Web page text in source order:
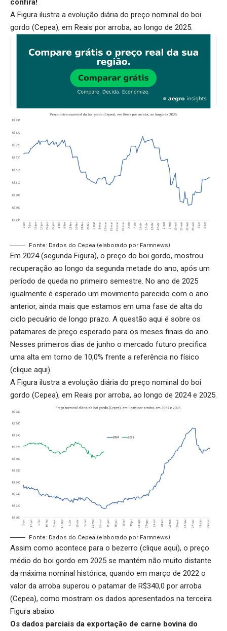
confira!
A Figura ilustra a evolução diária do preço nominal do boi
gordo (Cepea), em Reais por arroba, ao longo de 2025.
Fonte: Dados do Cepea (elaborado por Farmnews)
Em 2024 (segunda Figura), o preço do boi gordo, mostrou
recuperação ao longo da segunda metade do ano, após um
período de queda no primeiro semestre. No ano de 2025
igualmente é esperado um movimento parecido com o ano
anterior, ainda mais que estamos em uma fase de alta do
ciclo pecuário de longo prazo. A questão aqui é sobre os
patamares de preço esperado para os meses finais do ano.
Nesses primeiros dias de junho o mercado futuro precifica
uma alta em torno de 10,0% frente a referência no físico
(clique aqui).
A Figura ilustra a evolução diária do preço nominal do boi
gordo (Cepea), em Reais por arroba, ao longo de 2024 e 2025.
Fonte: Dados do Cepea (elaborado por Farmnews)
Assim como acontece para o bezerro (clique aqui), o preço
médio do boi gordo em 2025 se mantém não muito distante
da máxima nominal histórica, quando em março de 2022 o
valor da arroba superou o patamar de R$340,0 por arroba
(Cepea), como mostram os dados apresentados na terceira
Figura abaixo.
Os dados parciais da exportação de carne bovina do